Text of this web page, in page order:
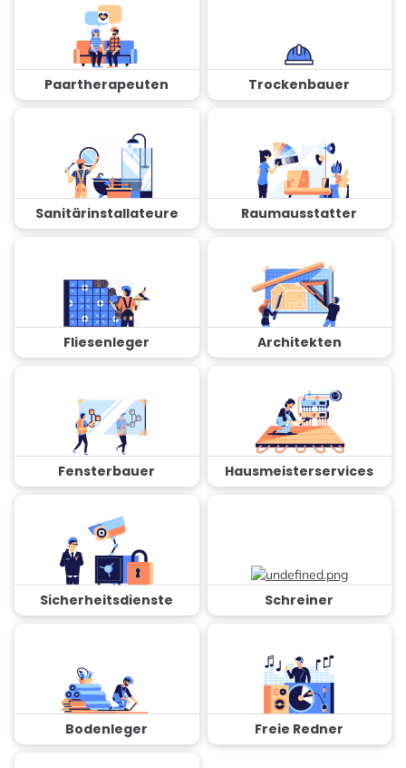
Paartherapeuten Trockenbauer
Sanitärinstallateure Raumausstatter
Fliesenleger Architekten
Fensterbauer Hausmeisterservices
Sicherheitsdienste Schreiner
Bodenleger Freie Redner